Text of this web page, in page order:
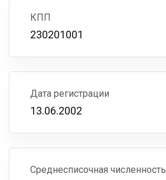
КПП
230201001
Дата регистрации
13.06.2002
Среднесписочная численность